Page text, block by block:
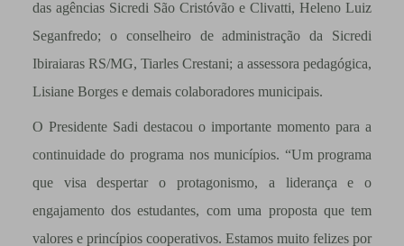
das agências Sicredi São Cristóvão e Clivatti, Heleno Luiz
Seganfredo; o conselheiro de administração da Sicredi
Ibiraiaras RS/MG, Tiarles Crestani; a assessora pedagógica,
Lisiane Borges e demais colaboradores municipais.
O Presidente Sadi destacou o importante momento para a
continuidade do programa nos municípios. “Um programa
que visa despertar o protagonismo, a liderança e o
engajamento dos estudantes, com uma proposta que tem
valores e princípios cooperativos. Estamos muito felizes por